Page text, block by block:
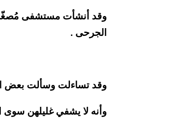
وقد أنشأت مستشفى
الجرحى .
وقد تساءلت وسألت بعض
وأنه لا يشفي غليلهن سوى